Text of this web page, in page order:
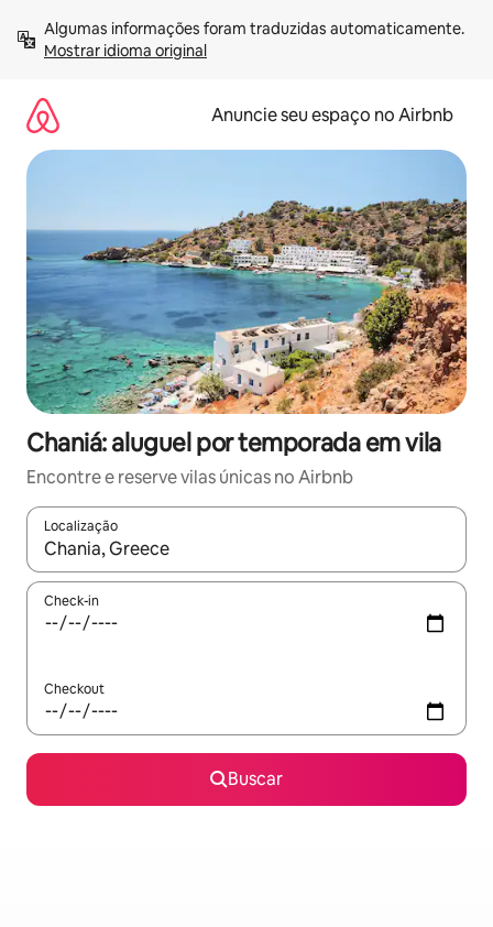
para
Mostrar idioma original
Anuncie seu espaço no Airbnb
Chaniá: aluguel por temporada em vila
Encontre e reserve vilas únicas no Airbnb
Localização
Quando os resultados estiverem disponíveis, explore-os
Check-in
Checkout
Buscar